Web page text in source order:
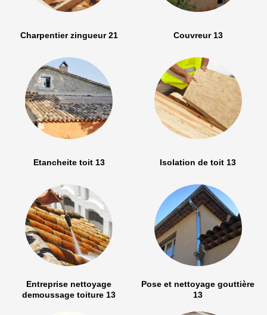
Charpentier zingueur 21 Couvreur 13
Etancheite toit 13 Isolation de toit 13
Entreprise nettoyage
demoussage toiture 13
Pose et nettoyage gouttière
13